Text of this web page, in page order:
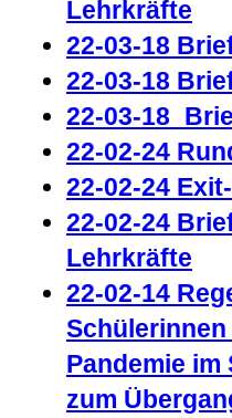
Lehrkräfte
22-03-18
22-03-18
22-03-
22-02-24
22-02-24
22-02-24
Lehrkräfte
22-02-14
Pandemie im
zum